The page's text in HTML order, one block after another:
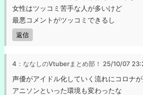
女性はツッコミ苦手な人が多いけど
最悪コメントがツッコミできるし
返信
4：ななしのVtuberまとめ部！ 25/10/07
声優がアイドル化していく流れにコロナ
アニソンといった環境も変わったな